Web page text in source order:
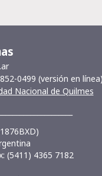
0499 (versión en
Nacional de Quilmes
(5411) 4365 7182